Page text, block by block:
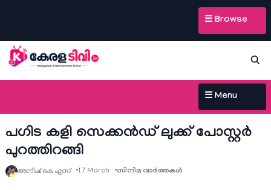
☰ Browse
☰ Menu
പഗിട കളി സെക്കൻഡ് ലുക്ക് പോസ്റ്റർ
പുറത്തിറങ്ങി
അനീഷ്‌ കെ എസ് 17 March സിനിമ വാര്‍ത്തകള്‍